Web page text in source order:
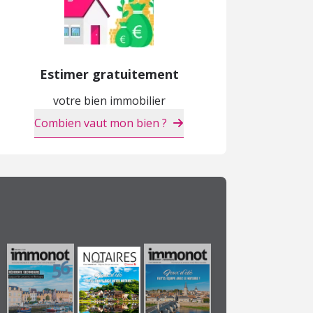
Estimer gratuitement
votre bien immobilier
Combien vaut mon bien ?